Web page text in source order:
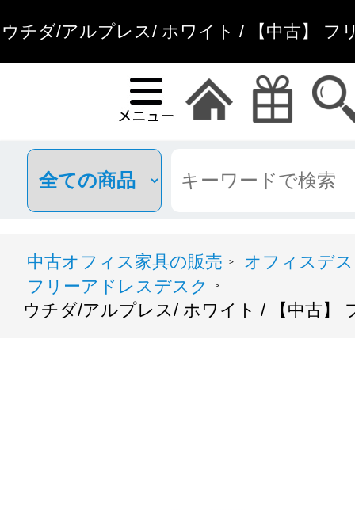
ウチダ/アルプレス/ ホワイト / 【中古】 フ
通販
中古オフィス家具の販売 >
オフィスデ
フリーアドレスデスク
>
ウチダ/アルプレス/ ホワイト / 【中古】